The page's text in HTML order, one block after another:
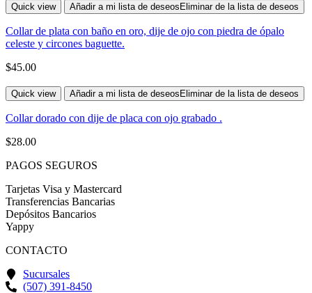
Quick view Añadir a mi lista de deseos Eliminar de la lista de deseos
Collar de plata con baño en oro, dije de ojo con piedra de ópalo
celeste y circones baguette.
$45.00
Quick view Añadir a mi lista de deseos Eliminar de la lista de deseos
Collar dorado con dije de placa con ojo grabado .
$28.00
PAGOS SEGUROS
Tarjetas Visa y Mastercard
Transferencias Bancarias
Depósitos Bancarios
Yappy
CONTACTO
Sucursales
(507) 391-8450